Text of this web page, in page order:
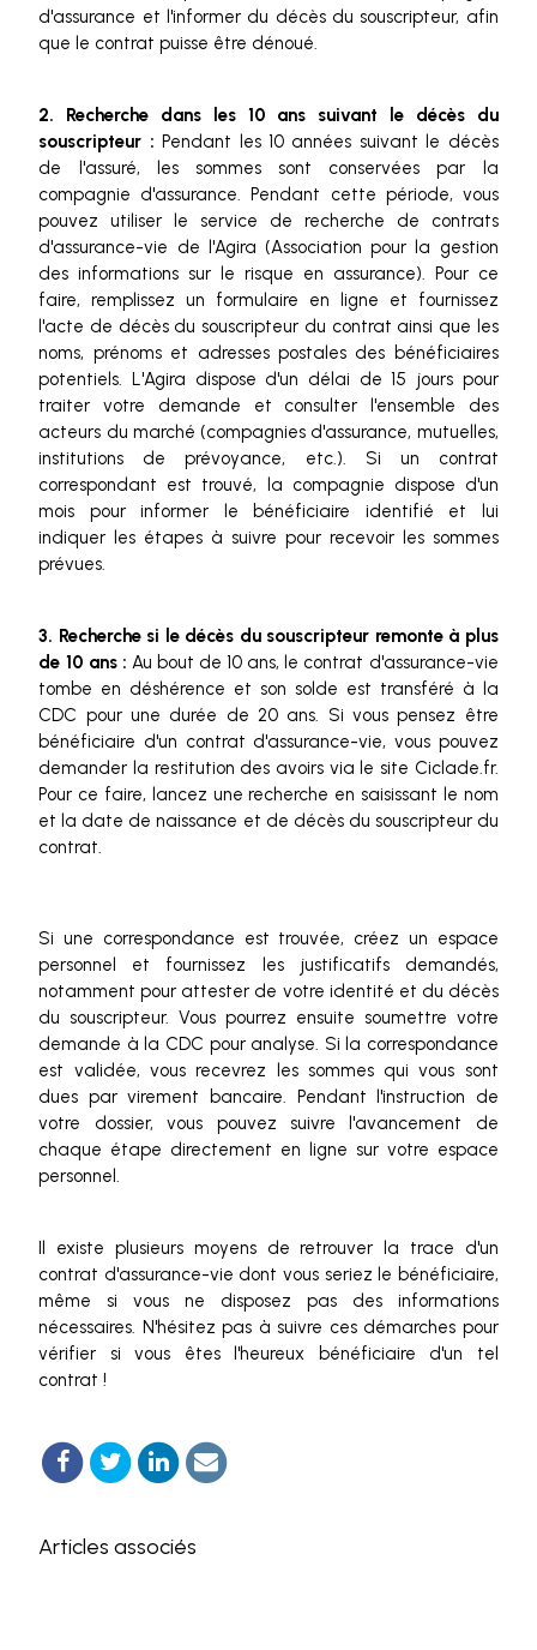
d'assurance et l'informer du décès du souscripteur, afin
que le contrat puisse être dénoué.
2. Recherche dans les 10 ans suivant le décès du
souscripteur : Pendant les 10 années suivant le décès
de l'assuré, les sommes sont conservées par la
compagnie d'assurance. Pendant cette période, vous
pouvez utiliser le service de recherche de contrats
d'assurance-vie de l'Agira (Association pour la gestion
des informations sur le risque en assurance). Pour ce
faire, remplissez un formulaire en ligne et fournissez
l'acte de décès du souscripteur du contrat ainsi que les
noms, prénoms et adresses postales des bénéficiaires
potentiels. L'Agira dispose d'un délai de 15 jours pour
traiter votre demande et consulter l'ensemble des
acteurs du marché (compagnies d'assurance, mutuelles,
institutions de prévoyance, etc.). Si un contrat
correspondant est trouvé, la compagnie dispose d'un
mois pour informer le bénéficiaire identifié et lui
indiquer les étapes à suivre pour recevoir les sommes
prévues.
3. Recherche si le décès du souscripteur remonte à plus
de 10 ans : Au bout de 10 ans, le contrat d'assurance-vie
tombe en déshérence et son solde est transféré à la
CDC pour une durée de 20 ans. Si vous pensez être
bénéficiaire d'un contrat d'assurance-vie, vous pouvez
demander la restitution des avoirs via le site Ciclade.fr.
Pour ce faire, lancez une recherche en saisissant le nom
et la date de naissance et de décès du souscripteur du
contrat.
Si une correspondance est trouvée, créez un espace
personnel et fournissez les justificatifs demandés,
notamment pour attester de votre identité et du décès
du souscripteur. Vous pourrez ensuite soumettre votre
demande à la CDC pour analyse. Si la correspondance
est validée, vous recevrez les sommes qui vous sont
dues par virement bancaire. Pendant l'instruction de
votre dossier, vous pouvez suivre l'avancement de
chaque étape directement en ligne sur votre espace
personnel.
Il existe plusieurs moyens de retrouver la trace d'un
contrat d'assurance-vie dont vous seriez le bénéficiaire,
même si vous ne disposez pas des informations
nécessaires. N'hésitez pas à suivre ces démarches pour
vérifier si vous êtes l'heureux bénéficiaire d'un tel
contrat !
Articles associés